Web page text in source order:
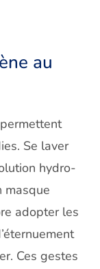
au
Se laver
hydro-
masque
adopter les
Ces gestes